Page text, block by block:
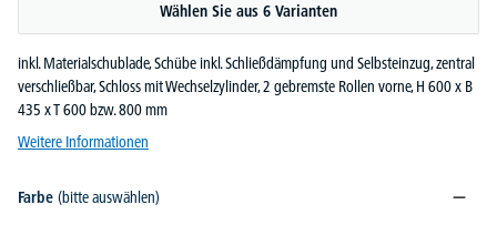
Wählen Sie aus 6 Varianten
inkl. Materialschublade, Schübe inkl. Schließdämpfung und Selbsteinzug, zentral
verschließbar, Schloss mit Wechselzylinder, 2 gebremste Rollen vorne, H 600 x B
435 x T 600 bzw. 800 mm
Weitere Informationen
Farbe (bitte auswählen)